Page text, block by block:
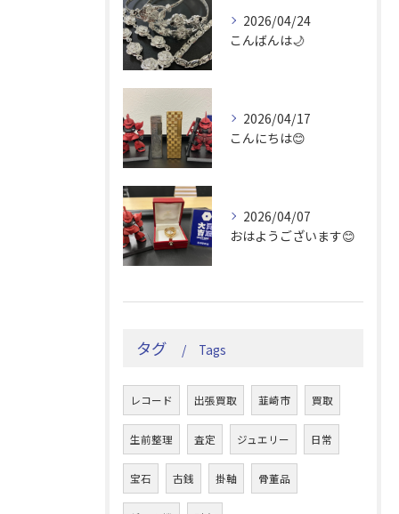
2026/04/24
こんばんは🌙
2026/04/17
こんにちは😊
2026/04/07
おはようございます😊
タグ Tags
レコード 出張買取 韮崎市 買取
生前整理 査定 ジュエリー 日常
宝石 古銭 掛軸 骨董品